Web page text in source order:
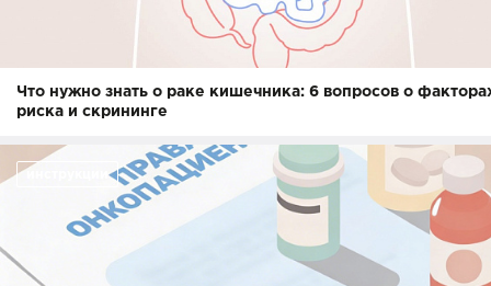
Что нужно знать о раке кишечника: 6 вопросов о
риска и скрининге